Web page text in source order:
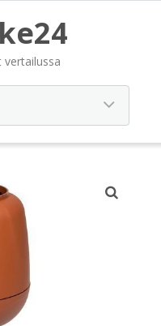
vertailussa